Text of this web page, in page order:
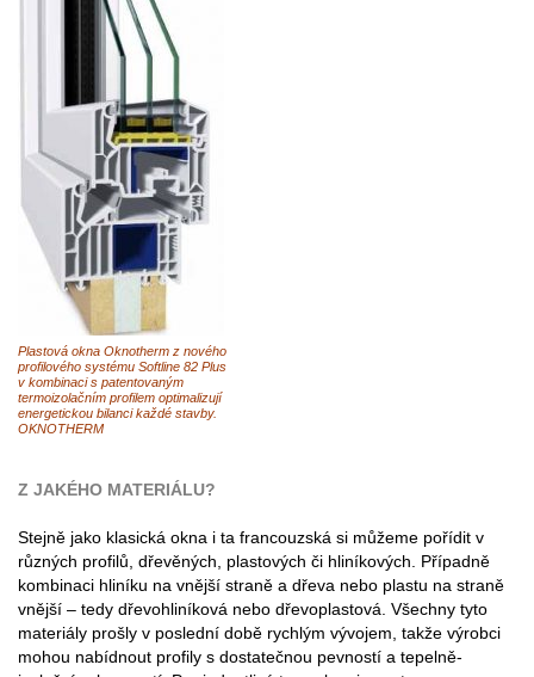
Plastová okna Oknotherm z nového
profilového systému Softline 82 Plus
v kombinaci s patentovaným
termoizolačním profilem optimalizují
energetickou bilanci každé stavby.
OKNOTHERM
Z JAKÉHO MATERIÁLU?
Stejně jako klasická okna i ta francouzská si můžeme pořídit v
různých profilů, dřevěných, plastových či hliníkových. Případně
kombinaci hliníku na vnější straně a dřeva nebo plastu na straně
vnější – tedy dřevohliníková nebo dřevoplastová. Všechny tyto
materiály prošly v poslední době rychlým vývojem, takže výrobci
mohou nabídnout profily s dostatečnou pevností a tepelně-